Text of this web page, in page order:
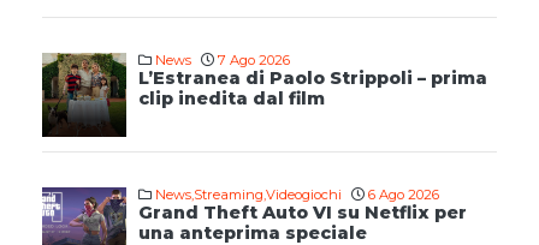
News 7 Ago 2026
L’Estranea di Paolo Strippoli – prima
clip inedita dal film
News,Streaming,Videogiochi 6 Ago 2026
Grand Theft Auto VI su Netflix per
una anteprima speciale